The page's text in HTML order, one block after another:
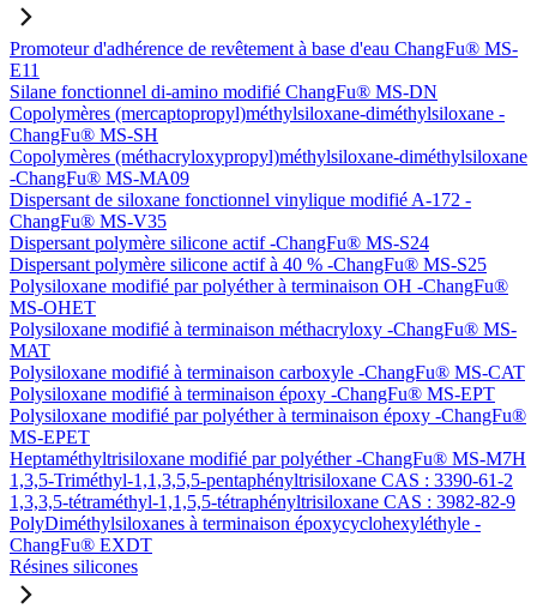
Promoteur d'adhérence de revêtement à base d'eau ChangFu® MS-
E11
Silane fonctionnel di-amino modifié ChangFu® MS-DN
Copolymères (mercaptopropyl)méthylsiloxane-diméthylsiloxane -
ChangFu® MS-SH
Copolymères (méthacryloxypropyl)méthylsiloxane-diméthylsiloxane
-ChangFu® MS-MA09
Dispersant de siloxane fonctionnel vinylique modifié A-172 -
ChangFu® MS-V35
Dispersant polymère silicone actif -ChangFu® MS-S24
Dispersant polymère silicone actif à 40 % -ChangFu® MS-S25
Polysiloxane modifié par polyéther à terminaison OH -ChangFu®
MS-OHET
Polysiloxane modifié à terminaison méthacryloxy -ChangFu® MS-
MAT
Polysiloxane modifié à terminaison carboxyle -ChangFu® MS-CAT
Polysiloxane modifié à terminaison époxy -ChangFu® MS-EPT
Polysiloxane modifié par polyéther à terminaison époxy -ChangFu®
MS-EPET
Heptaméthyltrisiloxane modifié par polyéther -ChangFu® MS-M7H
1,3,5-Triméthyl-1,1,3,5,5-pentaphényltrisiloxane CAS : 3390-61-2
1,3,3,5-tétraméthyl-1,1,5,5-tétraphényltrisiloxane CAS : 3982-82-9
PolyDiméthylsiloxanes à terminaison époxycyclohexyléthyle -
ChangFu® EXDT
Résines silicones